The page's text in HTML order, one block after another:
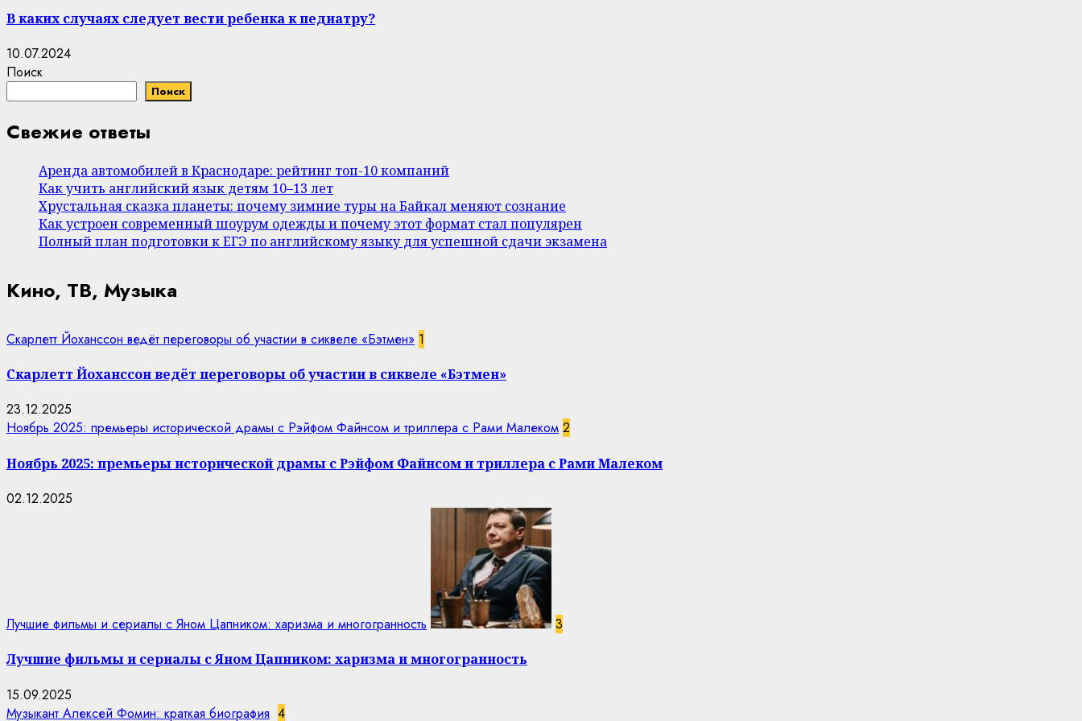
В каких случаях следует вести ребенка к педиатру?
10.07.2024
Поиск
Поиск
Свежие ответы
Аренда автомобилей в Краснодаре: рейтинг топ-10 компаний
Как учить английский язык детям 10–13 лет
Хрустальная сказка планеты: почему зимние туры на Байкал меняют сознание
Как устроен современный шоурум одежды и почему этот формат стал популярен
Полный план подготовки к ЕГЭ по английскому языку для успешной сдачи экзамена
Кино, ТВ, Музыка
Скарлетт Йоханссон ведёт переговоры об участии в сиквеле «Бэтмен» 1
Скарлетт Йоханссон ведёт переговоры об участии в сиквеле «Бэтмен»
23.12.2025
Ноябрь 2025: премьеры исторической драмы с Рэйфом Файнсом и триллера с Рами Малеком 2
Ноябрь 2025: премьеры исторической драмы с Рэйфом Файнсом и триллера с Рами Малеком
02.12.2025
Лучшие фильмы и сериалы с Яном Цапником: харизма и многогранность 3
Лучшие фильмы и сериалы с Яном Цапником: харизма и многогранность
15.09.2025
Музыкант Алексей Фомин: краткая биография 4